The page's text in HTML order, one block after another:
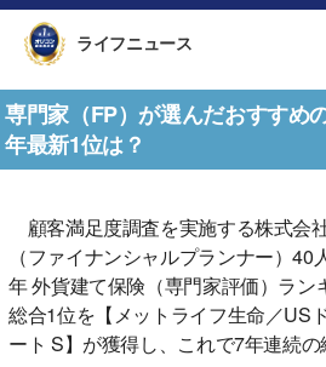
ライフニュース
専門家（FP）が選んだおすすめ
年最新1位は？
顧客満足度調査を実施する株式会
（ファイナンシャルプランナー）
年 外貨建て保険（専門家評価）ラン
総合1位を【メットライフ生命／US
ート S】が獲得し、これで7年連続の